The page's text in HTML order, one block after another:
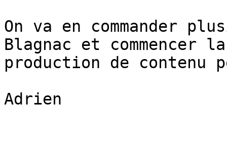
On va en commander
Blagnac et commencer
production de contenu
Adrien